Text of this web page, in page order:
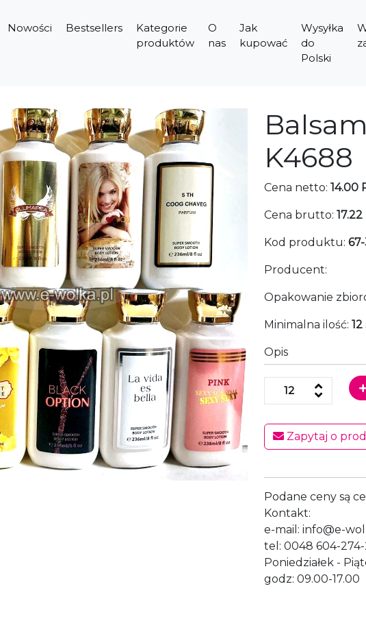
Nowości Bestsellers
Kategorie
produktów
O
nas
Jak
kupować
Wysyłka
do
Polski
K4688
Cena netto: 14.00
Cena brutto:
Kod produktu:
Producent:
Opakowanie
Minimalna ilość: 12
Opis
Zapytaj o
Podane ceny są
Kontakt:
e-mail: info@e-
tel: 0048 604-
Poniedziałek -
godz: 09.00-17.00